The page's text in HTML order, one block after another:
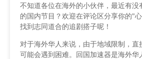
不知道各位在海外的小伙伴，最近有没
的国内节目？欢迎在评论区分享你的"
找到志同道合的追剧搭子呢！
对于海外华人来说，由于地域限制，直
可能会遇到困难。回国加速器是海外华